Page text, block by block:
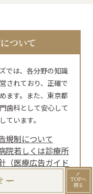
ついて
では、各分野の知識
されており、正確で
ます。また、東京都
歯科として安心して
ています。
規制について
院若しくは診療所
（医療広告ガイド
TOPへ
戻る